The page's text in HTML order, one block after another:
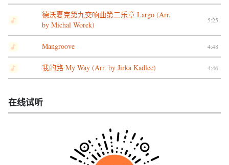
德沃夏克第九交响曲第二乐章 Largo (Arr.
by Michal Worek)
5:25
Mangroove 4:48
我的路 My Way (Arr. by Jirka Kadlec) 4:46
在线试听